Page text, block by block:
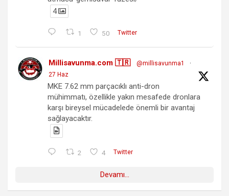
4
1 50 Twitter
Millisavunma.com 🇹🇷 @millisavunma1
·
27 Haz
MKE 7.62 mm parçacıklı anti-dron
mühimmatı, özellikle yakın mesafede dronlara
karşı bireysel mücadelede önemli bir avantaj
sağlayacaktır.
2 4 Twitter
Devamı...